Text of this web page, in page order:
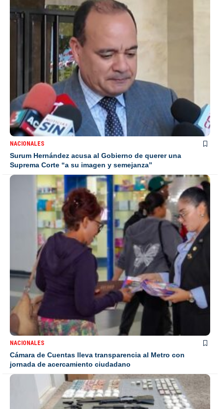
NACIONALES
Surum Hernández acusa al Gobierno de querer una
Suprema Corte “a su imagen y semejanza”
NACIONALES
Cámara de Cuentas lleva transparencia al Metro con
jornada de acercamiento ciudadano